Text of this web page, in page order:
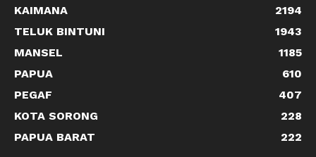
KAIMANA
2194
TELUK BINTUNI
1943
MANSEL
1185
PAPUA
610
PEGAF
407
KOTA SORONG
228
PAPUA BARAT
222